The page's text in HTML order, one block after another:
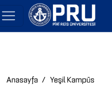
Anasayfa Yeşil Kampüs